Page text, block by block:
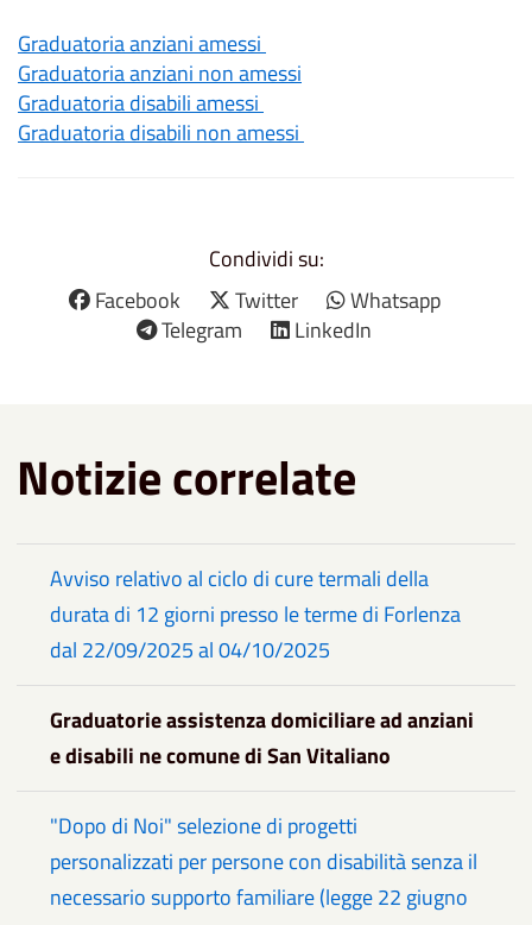
Graduatoria anziani amessi
Graduatoria anziani non amessi
Graduatoria disabili amessi
Graduatoria disabili non amessi
Condividi su:
Facebook
Twitter
Whatsapp
Telegram
LinkedIn
Notizie correlate
Avviso relativo al ciclo di cure termali della
durata di 12 giorni presso le terme di Forlenza
dal 22/09/2025 al 04/10/2025
Graduatorie assistenza domiciliare ad anziani
e disabili ne comune di San Vitaliano
"Dopo di Noi" selezione di progetti
personalizzati per persone con disabilità senza il
necessario supporto familiare (legge 22 giugno